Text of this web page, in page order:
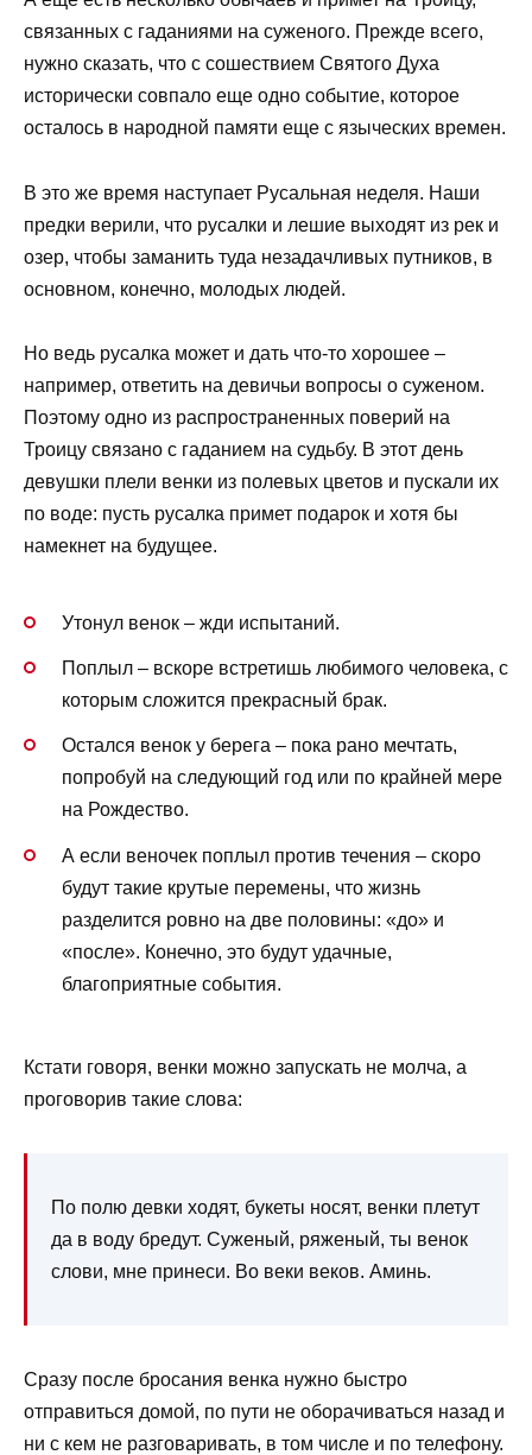
связанных с гаданиями на суженого. Прежде всего,
нужно сказать, что с сошествием Святого Духа
исторически совпало еще одно событие, которое
осталось в народной памяти еще с языческих времен.
В это же время наступает Русальная неделя. Наши
предки верили, что русалки и лешие выходят из рек и
озер, чтобы заманить туда незадачливых путников, в
основном, конечно, молодых людей.
Но ведь русалка может и дать что-то хорошее –
например, ответить на девичьи вопросы о суженом.
Поэтому одно из распространенных поверий на
Троицу связано с гаданием на судьбу. В этот день
девушки плели венки из полевых цветов и пускали их
по воде: пусть русалка примет подарок и хотя бы
намекнет на будущее.
Утонул венок – жди испытаний.
Поплыл – вскоре встретишь любимого человека, с
которым сложится прекрасный брак.
Остался венок у берега – пока рано мечтать,
попробуй на следующий год или по крайней мере
на Рождество.
А если веночек поплыл против течения – скоро
будут такие крутые перемены, что жизнь
разделится ровно на две половины: «до» и
«после». Конечно, это будут удачные,
благоприятные события.
Кстати говоря, венки можно запускать не молча, а
проговорив такие слова:
По полю девки ходят, букеты носят, венки плетут
да в воду бредут. Суженый, ряженый, ты венок
слови, мне принеси. Во веки веков. Аминь.
Сразу после бросания венка нужно быстро
отправиться домой, по пути не оборачиваться назад и
ни с кем не разговаривать, в том числе и по телефону.